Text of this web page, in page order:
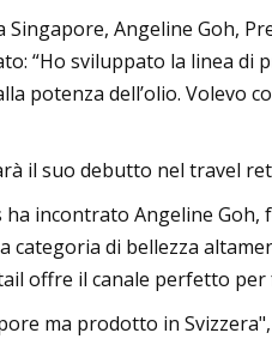
Angeline Goh,
“Ho sviluppato la linea
potenza dell’olio. Volevo
il suo debutto nel travel
incontrato Angeline Goh,
di bellezza
offre il canale perfetto per
ma prodotto in